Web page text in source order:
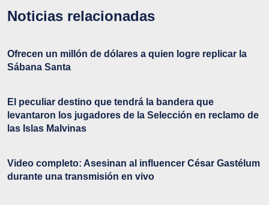
Noticias relacionadas
Ofrecen un millón de dólares a quien logre replicar la
Sábana Santa
El peculiar destino que tendrá la bandera que
levantaron los jugadores de la Selección en reclamo de
las Islas Malvinas
Video completo: Asesinan al influencer César Gastélum
durante una transmisión en vivo